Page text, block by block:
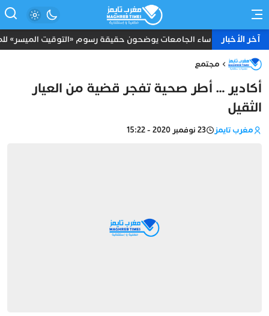
آخر الأخباررؤساء الجامعات يوضحون حقيقة رسوم «التوقيت الميسر»
مجتمع
أكادير … أطر صحية تفجر قضية من العيار
الثقيل
مغرب تايمز 23 نوفمبر 2020 - 15:22